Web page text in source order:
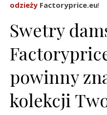
odzieży Factoryprice.eu!
Swetry
powinny
kolekcji